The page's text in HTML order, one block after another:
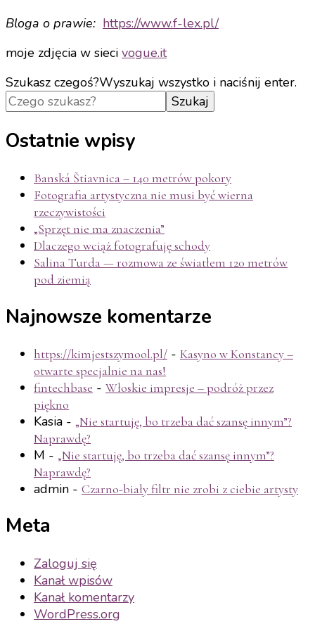
Bloga o prawie: https://www.f-lex.pl/
moje zdjęcia w sieci vogue.it
Szukasz czegoś?Wyszukaj wszystko i naciśnij enter.
Ostatnie wpisy
Banská Štiavnica – 140 metrów pokory
Fotografia artystyczna nie musi być wierna
rzeczywistości
„Sprzęt nie ma znaczenia”
Dlaczego wciąż fotografuję schody
Salina Turda — rozmowa ze światłem 120 metrów
pod ziemią
Najnowsze komentarze
https://kimjestszymool.pl/ - Kasyno w Konstancy –
otwarte specjalnie na nas!
fintechbase - Włoskie impresje – podróż przez
piękno
Kasia - „Nie startuję, bo trzeba dać szansę innym”?
Naprawdę?
M - „Nie startuję, bo trzeba dać szansę innym”?
Naprawdę?
admin - Czarno-biały filtr nie zrobi z ciebie artysty
Meta
Zaloguj się
Kanał wpisów
Kanał komentarzy
WordPress.org